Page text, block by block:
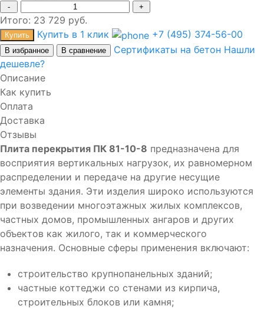
- +
Итого: 23 729 руб.
Купить Купить в 1 клик +7 (495) 374-56-00
В избранное В сравнение Сертификаты на бетон Нашли
дешевле?
Описание
Как купить
Оплата
Доставка
Отзывы
Плита перекрытия ПК 81-10-8 предназначена для
восприятия вертикальных нагрузок, их равномерном
распределении и передаче на другие несущие
элементы здания. Эти изделия широко используются
при возведении многоэтажных жилых комплексов,
частных домов, промышленных ангаров и других
объектов как жилого, так и коммерческого
назначения. Основные сферы применения включают:
строительство крупнопанельных зданий;
частные коттеджи со стенами из кирпича,
строительных блоков или камня;